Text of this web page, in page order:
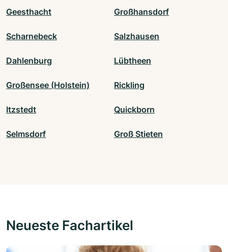
Geesthacht Großhansdorf
Scharnebeck Salzhausen
Dahlenburg Lübtheen
Großensee (Holstein) Rickling
Itzstedt Quickborn
Selmsdorf Groß Stieten
Neueste Fachartikel